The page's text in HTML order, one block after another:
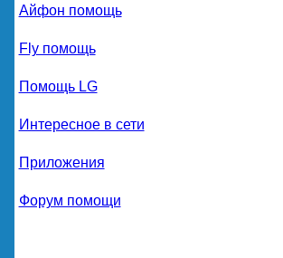
Айфон помощь
Fly помощь
Помощь LG
Интересное в сети
Приложения
Форум помощи